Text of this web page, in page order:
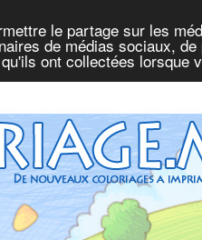
le partage sur les
de médias sociaux,
ont collectées lorsque